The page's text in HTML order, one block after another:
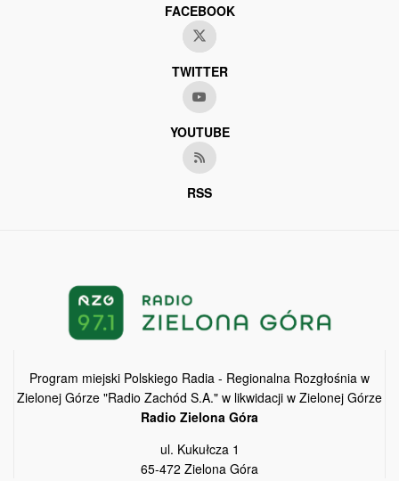
FACEBOOK
TWITTER
YOUTUBE
RSS
Program miejski Polskiego Radia - Regionalna Rozgłośnia w
Zielonej Górze "Radio Zachód S.A." w likwidacji w Zielonej Górze
Radio Zielona Góra
ul. Kukułcza 1
65-472 Zielona Góra